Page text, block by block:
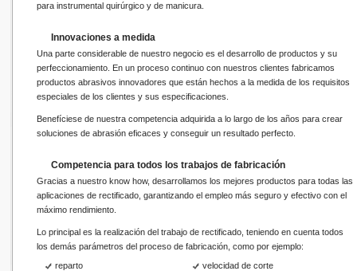
para instrumental quirúrgico y de manicura.
Innovaciones a medida
Una parte considerable de nuestro negocio es el desarrollo de productos y su
perfeccionamiento. En un proceso continuo con nuestros clientes fabricamos
productos abrasivos innovadores que están hechos a la medida de los requisitos
especiales de los clientes y sus especificaciones.
Benefíciese de nuestra competencia adquirida a lo largo de los años para crear
soluciones de abrasión eficaces y conseguir un resultado perfecto.
Competencia para todos los trabajos de fabricación
Gracias a nuestro know how, desarrollamos los mejores productos para todas las
aplicaciones de rectificado, garantizando el empleo más seguro y efectivo con el
máximo rendimiento.
Lo principal es la realización del trabajo de rectificado, teniendo en cuenta todos
los demás parámetros del proceso de fabricación, como por ejemplo:
reparto
velocidad de corte